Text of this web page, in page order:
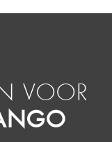
VOOR